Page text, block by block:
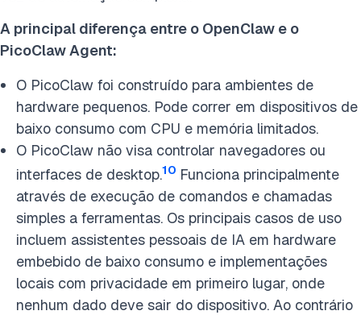
A principal diferença entre o OpenClaw e o
PicoClaw Agent:
O PicoClaw foi construído para ambientes de
hardware pequenos. Pode correr em dispositivos de
baixo consumo com CPU e memória limitados.
O PicoClaw não visa controlar navegadores ou
interfaces de desktop.10 Funciona principalmente
através de execução de comandos e chamadas
simples a ferramentas. Os principais casos de uso
incluem assistentes pessoais de IA em hardware
embebido de baixo consumo e implementações
locais com privacidade em primeiro lugar, onde
nenhum dado deve sair do dispositivo. Ao contrário